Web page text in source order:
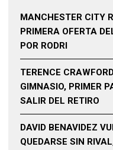
MANCHESTER CITY
PRIMERA OFERTA
POR RODRI
TERENCE
GIMNASIO, PRIMER
SALIR DEL RETIRO
DAVID BENAVIDEZ
QUEDARSE SIN